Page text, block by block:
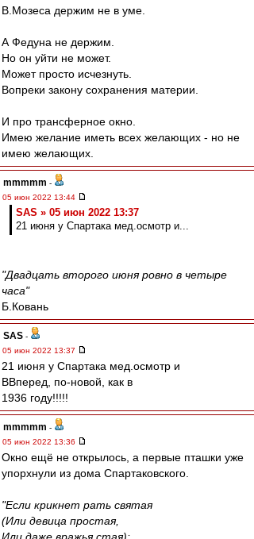
В.Мозеса держим не в уме.
А Федуна не держим.
Но он уйти не может.
Может просто исчезнуть.
Вопреки закону сохранения материи.
И про трансферное окно.
Имею желание иметь всех желающих - но не
имею желающих.
mmmmm -
05 июн 2022 13:44
SAS » 05 июн 2022 13:37
21 июня у Спартака мед.осмотр и...
"Двадцать второго июня ровно в четыре
часа"
Б.Ковань
SAS -
05 июн 2022 13:37
21 июня у Спартака мед.осмотр и
ВВперед, по-новой, как в
1936 году!!!!!
mmmmm -
05 июн 2022 13:36
Окно ещё не открылось, а первые пташки уже
упорхнули из дома Спартаковского.
"Если крикнет рать святая
(Или девица простая,